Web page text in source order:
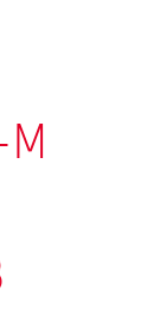
М